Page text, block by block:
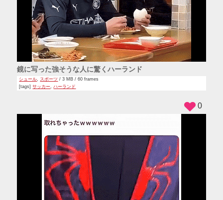
鏡に写った強そうな人に驚くハーランド
シュール, スポーツ / 3 MB / 60 frames
[tags]サッカー,ハーランド
0